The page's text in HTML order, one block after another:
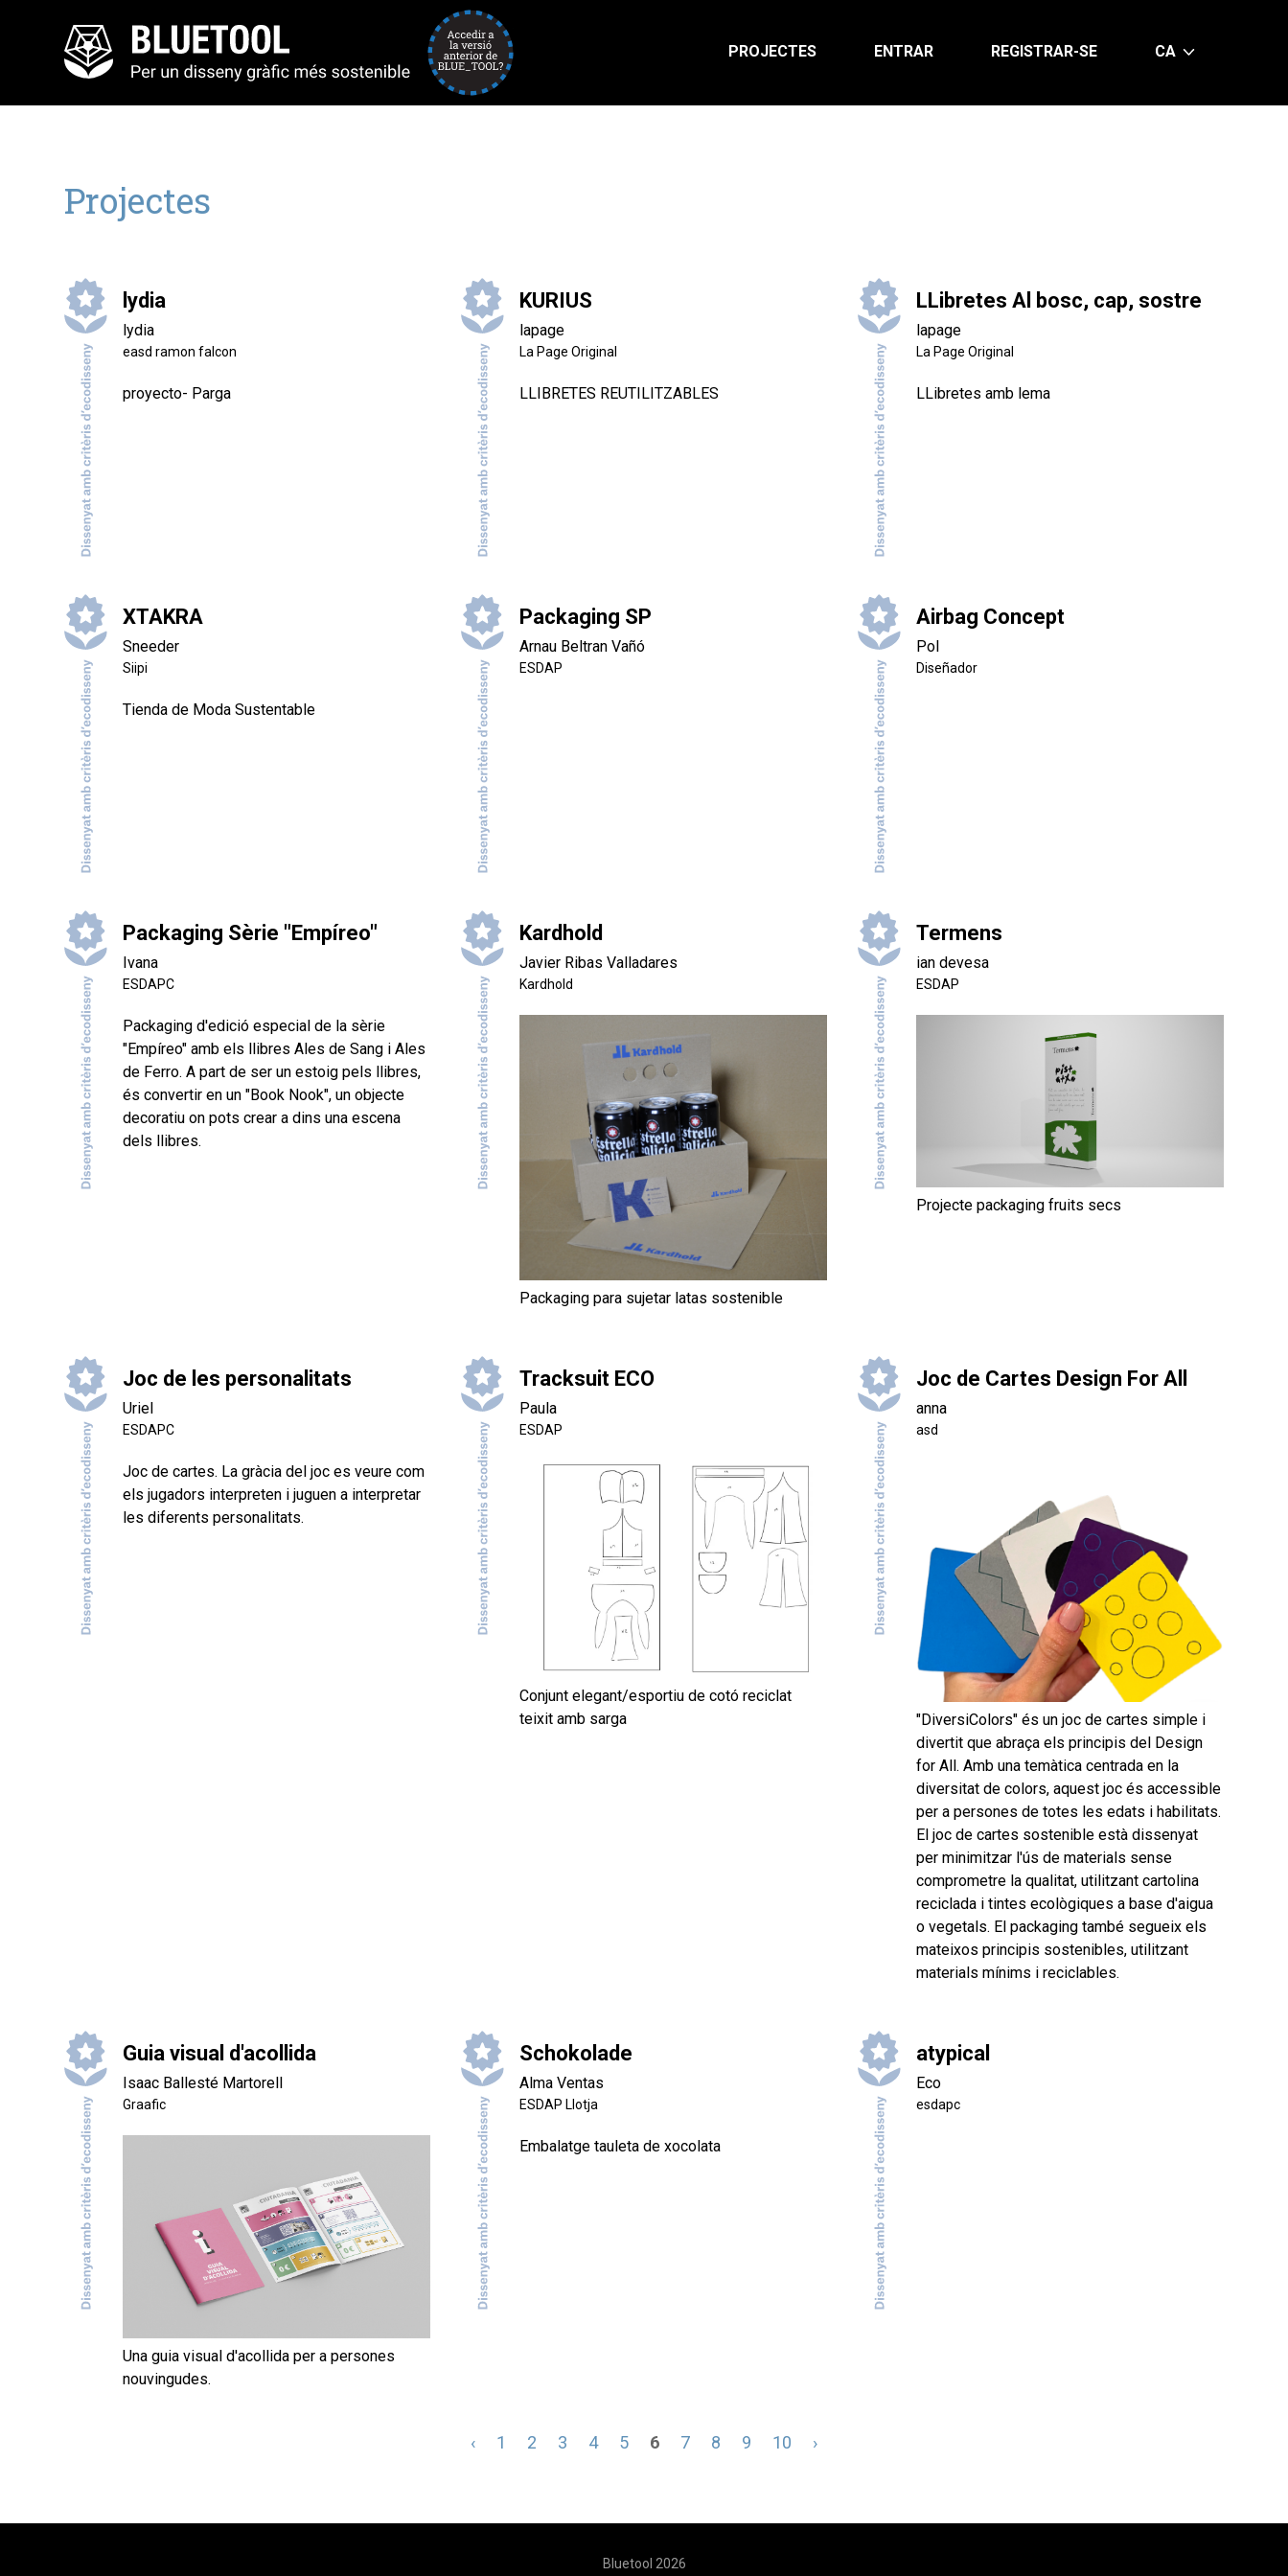
PROJECTES ENTRAR REGISTRAR-SE CA
Projectes
lydia
lydia
easd ramon falcon
proyecto- Parga
KURIUS
lapage
La Page Original
LLIBRETES REUTILITZABLES
LLibretes Al bosc, cap, sostre
lapage
La Page Original
LLibretes amb lema
XTAKRA
Sneeder
Siipi
Tienda de Moda Sustentable
Packaging SP
Arnau Beltran Vañó
ESDAP
Airbag Concept
Pol
Diseñador
Packaging Sèrie "Empíreo"
Ivana
ESDAPC
Packaging d'edició especial de la sèrie
"Empíreo" amb els llibres Ales de Sang i Ales
de Ferro. A part de ser un estoig pels llibres,
és convertir en un "Book Nook", un objecte
decoratiu on pots crear a dins una escena
dels llibres.
Kardhold
Javier Ribas Valladares
Kardhold
Packaging para sujetar latas sostenible
Termens
ian devesa
ESDAP
Projecte packaging fruits secs
Joc de les personalitats
Uriel
ESDAPC
Joc de cartes. La gràcia del joc es veure com
els jugadors interpreten i juguen a interpretar
les diferents personalitats.
Tracksuit ECO
Paula
ESDAP
Conjunt elegant/esportiu de cotó reciclat
teixit amb sarga
Joc de Cartes Design For All
anna
asd
"DiversiColors" és un joc de cartes simple i
divertit que abraça els principis del Design
for All. Amb una temàtica centrada en la
diversitat de colors, aquest joc és accessible
per a persones de totes les edats i habilitats.
El joc de cartes sostenible està dissenyat
per minimitzar l'ús de materials sense
comprometre la qualitat, utilitzant cartolina
reciclada i tintes ecològiques a base d'aigua
o vegetals. El packaging també segueix els
mateixos principis sostenibles, utilitzant
materials mínims i reciclables.
Guia visual d'acollida
Isaac Ballesté Martorell
Graafic
Una guia visual d'acollida per a persones
nouvingudes.
Schokolade
Alma Ventas
ESDAP Llotja
Embalatge tauleta de xocolata
atypical
Eco
esdapc
‹ 1 2 3 4 5 6 7 8 9 10 ›
Bluetool 2026